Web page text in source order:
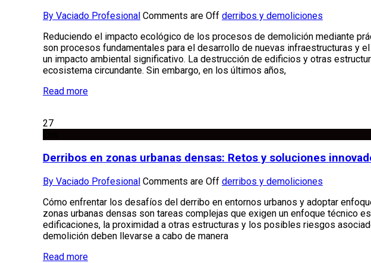
By Vaciado Profesional Comments are Off derribos y demoliciones
Reduciendo el impacto ecológico de los procesos de demolición mediante
son procesos fundamentales para el desarrollo de nuevas infraestructuras y
un impacto ambiental significativo. La destrucción de edificios y otras
ecosistema circundante. Sin embargo, en los últimos años,
Read more
27
Derribos en zonas urbanas densas: Retos y soluciones
By Vaciado Profesional Comments are Off derribos y demoliciones
Cómo enfrentar los desafíos del derribo en entornos urbanos y adoptar
zonas urbanas densas son tareas complejas que exigen un enfoque técnico
edificaciones, la proximidad a otras estructuras y los posibles riesgos
demolición deben llevarse a cabo de manera
Read more